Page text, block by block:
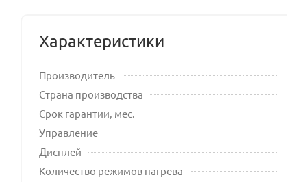
Характеристики
Производитель
Страна производства
Срок гарантии, мес.
Управление
Дисплей
Количество режимов нагрева